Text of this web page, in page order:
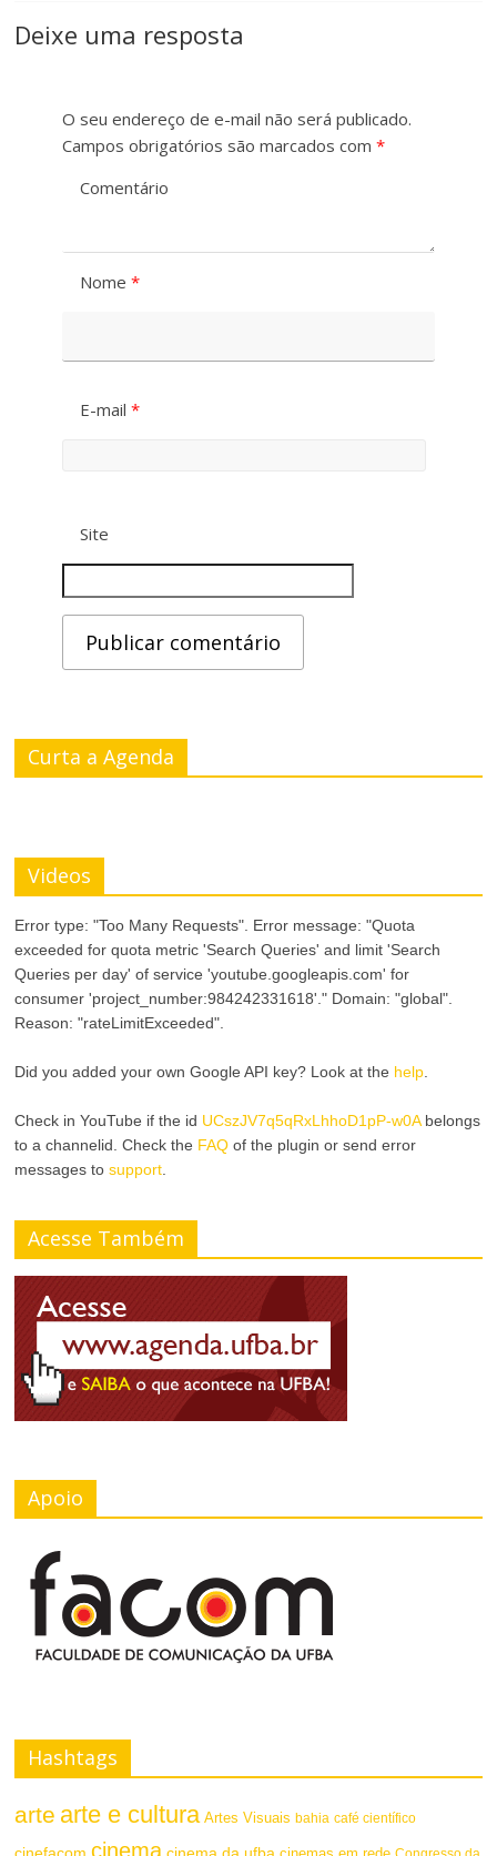
Deixe uma resposta
O seu endereço de e-mail não será publicado.
Campos obrigatórios são marcados com *
Comentário
Nome *
E-mail *
Site
Curta a Agenda
Videos
Error type: "Too Many Requests". Error message: "Quota
exceeded for quota metric 'Search Queries' and limit 'Search
Queries per day' of service 'youtube.googleapis.com' for
consumer 'project_number:984242331618'." Domain: "global".
Reason: "rateLimitExceeded".
Did you added your own Google API key? Look at the help
Check in YouTube if the id UCszJV7q5qRxLhhoD1pP-w0Abelongs
to a channelid. Check the FAQ of the plugin or send error
messages tosupport
Acesse Também
Apoio
Hashtags
arte arte e cultura Artes Visuais bahia café científico
cinema